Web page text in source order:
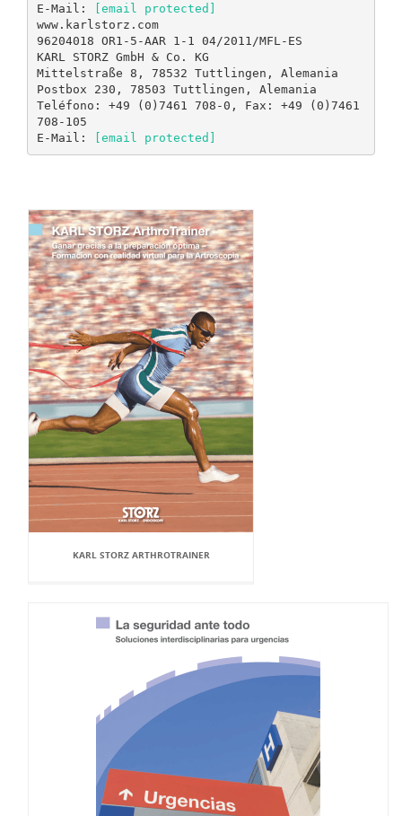
E-Mail:
[email protected]
www.karlstorz.com
96204018 OR1-5-AAR 1-1 04/2011/MFL-ES
KARL STORZ GmbH & Co. KG
Mittelstraße 8, 78532 Tuttlingen, Alemania
Postbox 230, 78503 Tuttlingen, Alemania
Teléfono: +49 (0)7461 708-0, Fax: +49 (0)7461
708-105
E-Mail:
[email protected]
KARL STORZ ARTHROTRAINER